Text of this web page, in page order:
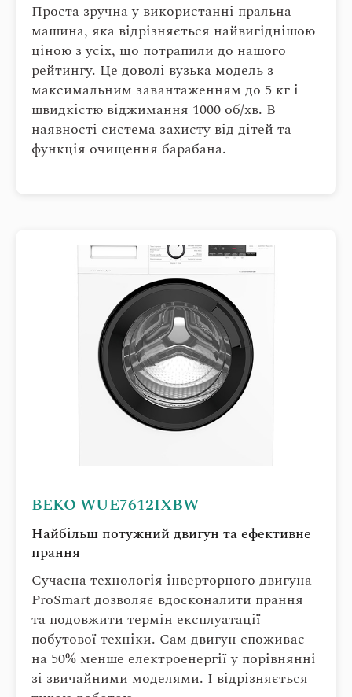
Проста зручна у використанні пральна
машина, яка відрізняється найвигіднішою
ціною з усіх, що потрапили до нашого
рейтингу. Це доволі вузька модель з
максимальним завантаженням до 5 кг і
швидкістю віджимання 1000 об/хв. В
наявності система захисту від дітей та
функція очищення барабана.
BEKO WUE7612IXBW
Найбільш потужний двигун та ефективне
прання
Сучасна технологія інверторного двигуна
ProSmart дозволяє вдосконалити прання
та подовжити термін експлуатації
побутової техніки. Сам двигун споживає
на 50% менше електроенергії у порівнянні
зі звичайними моделями. І відрізняється